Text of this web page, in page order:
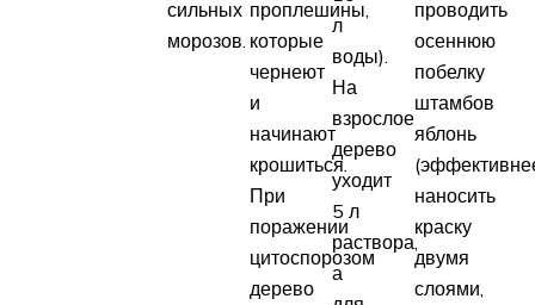
сильных
морозов.
проплешины,
которые
чернеют
и
начинают
крошиться.
При
поражении
цитоспорозом
дерево
л
воды).
На
взрослое
дерево
уходит
5 л
раствора,
а
проводить
осеннюю
побелку
штамбов
яблонь
наносить
краску
двумя
слоями,